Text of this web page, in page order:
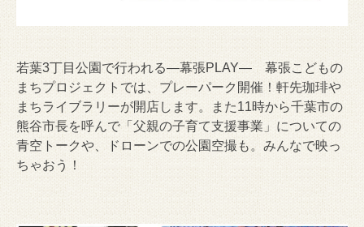
若葉3丁目公園で行われる―幕張PLAY― 幕張こどもの
まちプロジェクトでは、プレーパーク開催！軒先珈琲や
まちライブラリーが開店します。また11時から千葉市の
熊谷市長を呼んで「父親の子育て支援事業」についての
青空トークや、ドローンでの公園空撮も。みんなで映っ
ちゃおう！